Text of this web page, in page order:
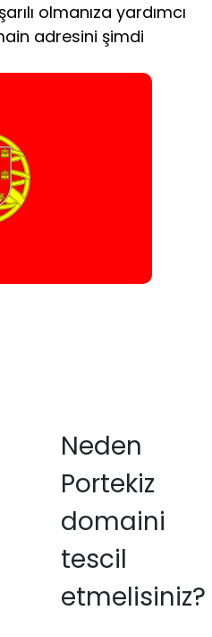
olmanıza yardımcı
adresini şimdi
Neden
Portekiz
domaini
tescil
etmelisiniz?